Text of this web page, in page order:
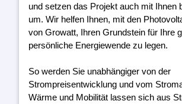
und setzen das Projekt auch mit Ihnen
um. Wir helfen Ihnen, mit den
von Growatt, Ihren Grundstein für Ihre
persönliche Energiewende zu legen.
So werden Sie unabhängiger von der
Strompreisentwicklung und vom
Wärme und Mobilität lassen sich aus